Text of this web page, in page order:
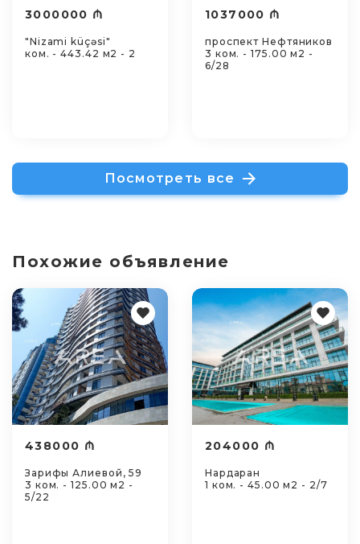
3000000 ₼
"Nizami küçəsi"
ком. - 443.42 м2 - 2
1037000 ₼
проспект Нефтяников
3 ком. - 175.00 м2 -
6/28
Посмотреть все
Похожие объявление
438000 ₼
Зарифы Алиевой, 59
3 ком. - 125.00 м2 -
5/22
204000 ₼
Нардаран
1 ком. - 45.00 м2 - 2/7